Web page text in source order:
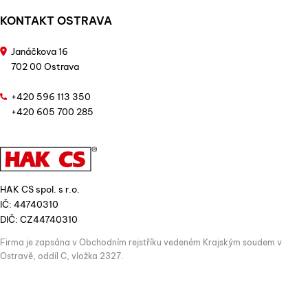
KONTAKT OSTRAVA
Janáčkova 16
702 00 Ostrava
+420 596 113 350
+420 605 700 285
HAK CS spol. s r.o.
IČ: 44740310
DIČ: CZ44740310
Firma je zapsána v Obchodním rejstříku vedeném Krajským soudem v
Ostravě, oddíl C, vložka 2327.